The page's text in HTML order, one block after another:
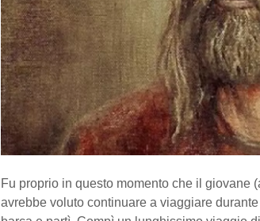
Fu proprio in questo momento che il giovane
avrebbe voluto continuare a viaggiare